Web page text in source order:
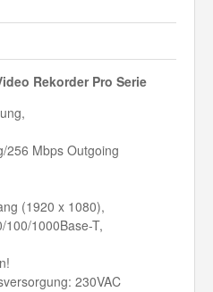
Rekorder Pro Serie
256 Mbps Outgoing
(1920 x 1080),
1000Base-T,
230VAC